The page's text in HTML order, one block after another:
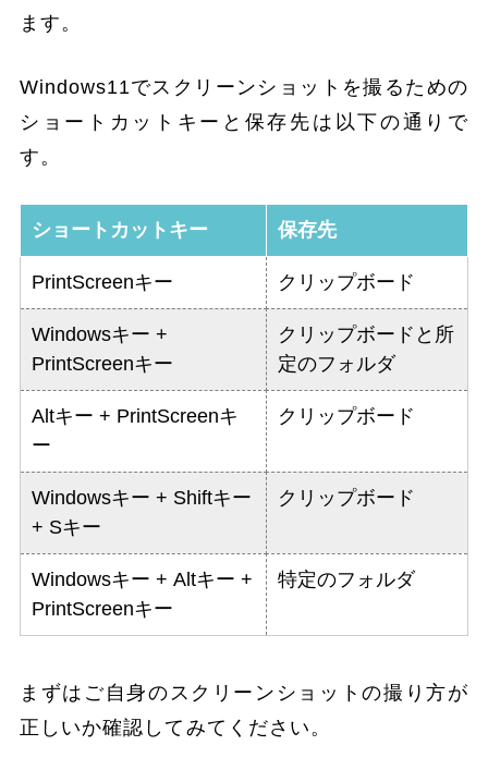
ます。
Windows11でスクリーンショットを撮るための
ショートカットキーと保存先は以下の通りで
す。
ショートカットキー 保存先
PrintScreenキー クリップボード
Windowsキー +
PrintScreenキー
クリップボードと所
定のフォルダ
Altキー + PrintScreenキ
ー
クリップボード
Windowsキー + Shiftキー
+ Sキー
クリップボード
Windowsキー + Altキー +
PrintScreenキー
特定のフォルダ
まずはご自身のスクリーンショットの撮り方が
正しいか確認してみてください。